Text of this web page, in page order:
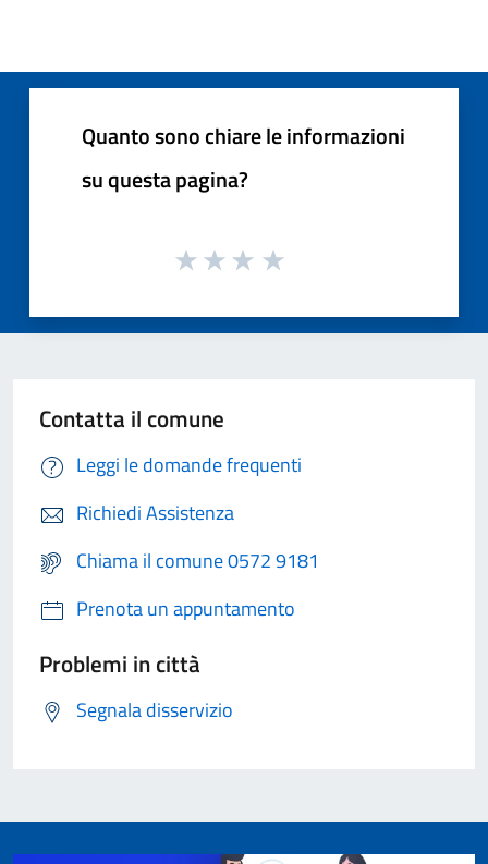
Quanto sono chiare le informazioni
su questa pagina?
Contatta il comune
Leggi le domande frequenti
Richiedi Assistenza
Chiama il comune 0572 9181
Prenota un appuntamento
Problemi in città
Segnala disservizio